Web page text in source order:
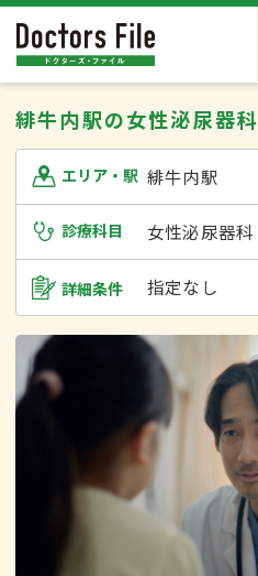
緋牛内駅の女性泌尿器科
エリア・駅 緋牛内駅
診療科目 女性泌尿器科
詳細条件 指定なし